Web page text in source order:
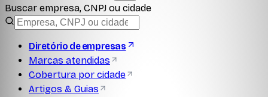
Buscar empresa, CNPJ ou cidade
Diretório de empresas
Marcas atendidas
Cobertura por cidade
Artigos & Guias